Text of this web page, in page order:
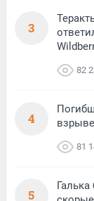
3
82
4
81
5